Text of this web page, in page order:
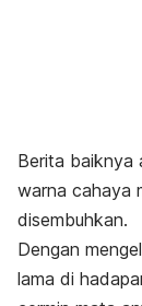
Berita baiknya
warna cahaya
disembuhkan.
Dengan
lama di